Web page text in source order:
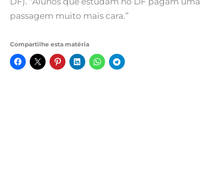
passagem muito mais cara.”
Compartilhe esta matéria